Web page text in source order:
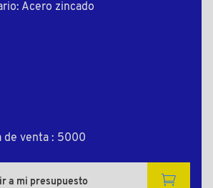
Acero zincado
de venta : 5000
a mi presupuesto